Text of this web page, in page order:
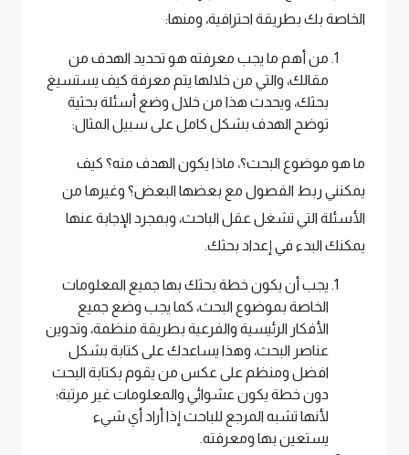
الخاصة بك بطريقة احترافية، ومنها:
من أهم ما يجب معرفته هو تحديد الهدف من
مقالك، والتي من خلالها يتم معرفة كيف يستسيغ
بحثك، ويحدث هذا من خلال وضع أسئلة بحثية
توضح الهدف بشكل كامل على سبيل المثال:
ما هو موضوع البحث؟، ماذا يكون الهدف منه؟ كيف
يمكنني ربط الفصول مع بعضها البعض؟ وغيرها من
الأسئلة التي تشغل عقل الباحث، وبمجرد الإجابة عنها
يمكنك البدء في إعداد بحثك.
يجب أن يكون خطة بحثك بها جميع المعلومات
الخاصة بموضوع البحث، كما يجب وضع جميع
الأفكار الرئيسية والفرعية بطريقة منظمة، وتدوين
عناصر البحث، وهذا يساعدك على كتابة بشكل
افضل ومنظم على عكس من يقوم بكتابة البحث
دون خطة يكون عشوائي والمعلومات غير مرتبة؛
لأنها تشبه المرجع للباحث إذا أراد أي شيء
يستعين بها ومعرفته.